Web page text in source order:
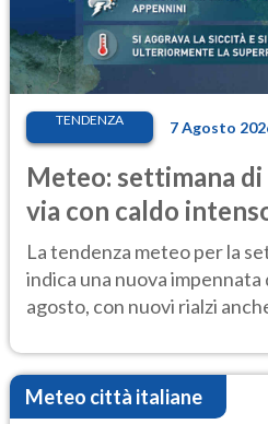
TENDENZA 7 Agosto
Meteo: settimana
via con caldo
temporale
La tendenza meteo per la
indica una nuova impennata
agosto, con nuovi rialzi
Meteo città italiane